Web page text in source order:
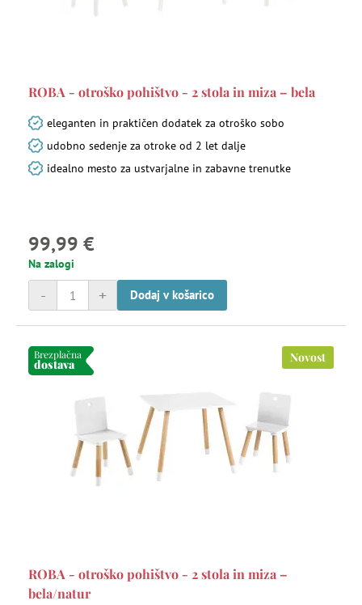
ROBA - otroško pohištvo - 2 stola in miza – bela
eleganten in praktičen dodatek za otroško sobo
udobno sedenje za otroke od 2 let dalje
idealno mesto za ustvarjalne in zabavne trenutke
99,99 €
Na zalogi
+
- Dodaj v košarico
Brezplačna
dostava Novost
ROBA - otroško pohištvo - 2 stola in miza –
bela/natur